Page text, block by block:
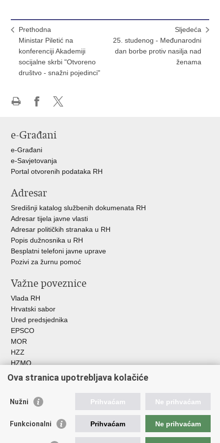
Prethodna
Ministar Piletić na
konferenciji Akademiji
socijalne skrbi "Otvoreno
društvo - snažni pojedinci"
Sljedeća
25. studenog - Međunarodni
dan borbe protiv nasilja nad
ženama
Facebooku
X-
e-Građani
e-Građani
e-Savjetovanja
Portal otvorenih podataka RH
Adresar
Središnji katalog službenih dokumenata RH
Adresar tijela javne vlasti
Adresar političkih stranaka u RH
Popis dužnosnika u RH
Besplatni telefoni javne uprave
Pozivi za žurnu pomoć
Važne poveznice
Vlada RH
Hrvatski sabor
Ured predsjednika
EPSCO
MOR
HZZ
HZMO
REGOS
Hrvatski zavod za socijalni rad
Akademija socijalne skrbi - ASOSK
Obiteljski centar
AORT
Ova stranica upotrebljava kolačiće
Nužni Prihvaćam Ne prihvaćam
Funkcionalni Prihvaćam Ne prihvaćam